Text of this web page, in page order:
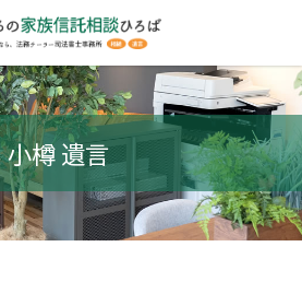
小樽 遺言